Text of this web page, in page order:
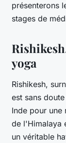
présenterons
stages de
yoga
Rishikesh,
est sans
Inde pour une
de l'Himalaya
un véritable